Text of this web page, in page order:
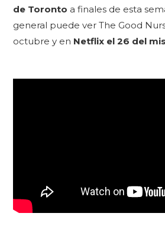
de Toronto a finales de esta
general puede ver The Good
octubre y en Netflix el 26 del